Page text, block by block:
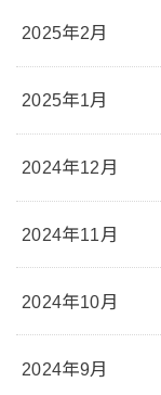
2025年2月
2025年1月
2024年12月
2024年11月
2024年10月
2024年9月